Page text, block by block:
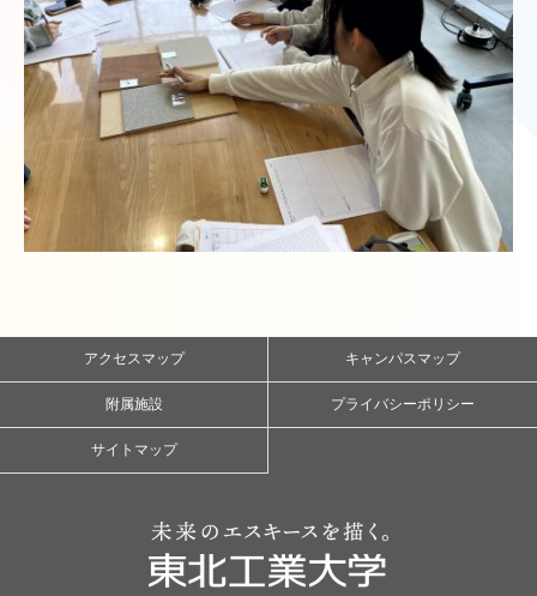
アクセスマップ キャンパスマップ
附属施設 プライバシーポリシー
サイトマップ